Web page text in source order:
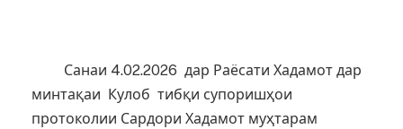
Санаи 4.02.2026 дар Раёсати Хадамот дар
минтақаи Кулоб тибқи супоришҳои
протоколии Сардори Хадамот муҳтарам